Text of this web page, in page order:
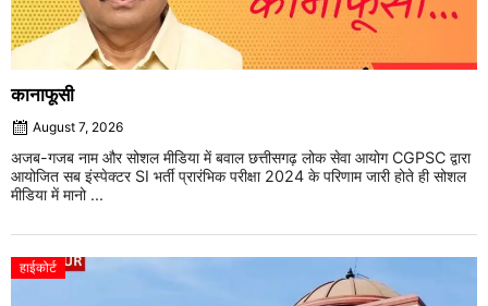
कानाफूसी
August 7, 2026
अजब-गजब नाम और सोशल मीडिया में बवाल छत्तीसगढ़ लोक सेवा आयोग CGPSC द्वारा
आयोजित सब इंस्पेक्टर SI भर्ती प्रारंभिक परीक्षा 2024 के परिणाम जारी होते ही सोशल
मीडिया में मानो ...
हाईकोर्ट